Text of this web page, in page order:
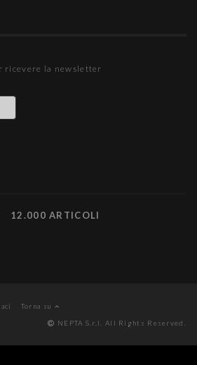
ricevere la newsletter
12.000 ARTICOLI
Torna su
NEPTA S.r.l. All Rights Reserved.